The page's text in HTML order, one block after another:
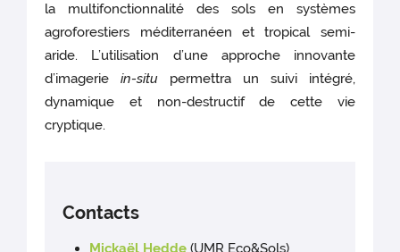
la multifonctionnalité des sols en systèmes
agroforestiers méditerranéen et tropical semi-
aride. L’utilisation d’une approche innovante
d’imageriein-situ permettra un suivi intégré,
dynamique et non-destructif de cette vie
cryptique.
Contacts
Mickaël Hedde (UMR Eco&Sols)